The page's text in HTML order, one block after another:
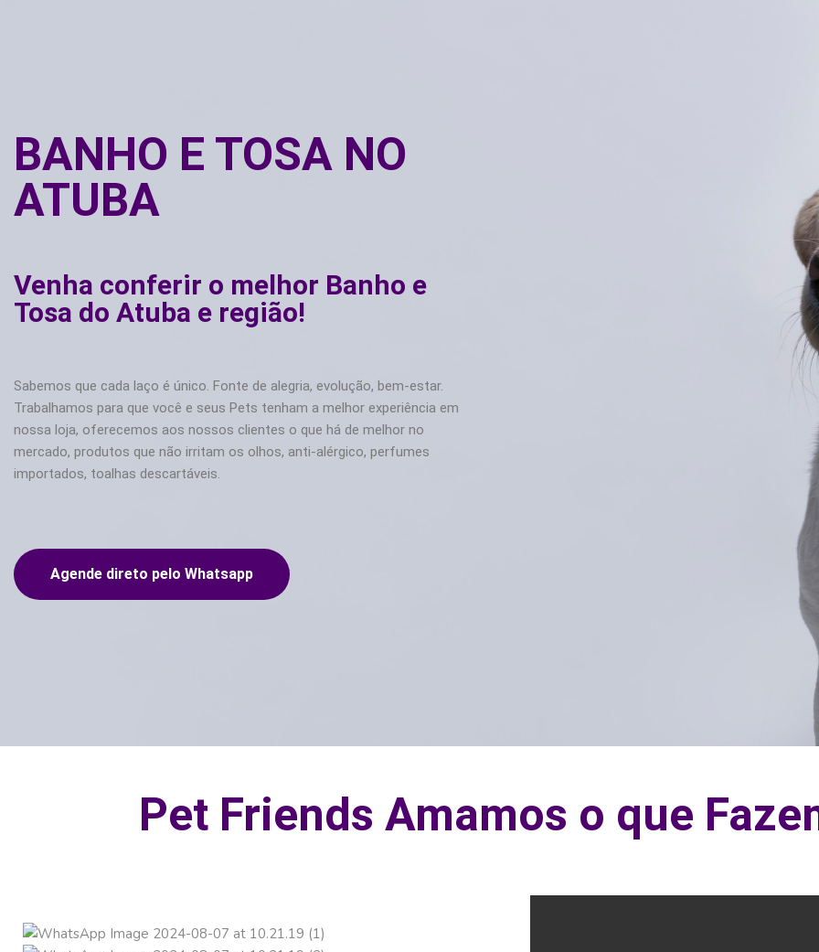
BANHO E TOSA NO
ATUBA
Venha conferir o melhor Banho e
Tosa do Atuba e região!
Sabemos que cada laço é único. Fonte de alegria, evolução, bem-estar.
Trabalhamos para que você e seus Pets tenham a melhor experiência em
nossa loja, oferecemos aos nossos clientes o que há de melhor no
mercado, produtos que não irritam os olhos, anti-alérgico, perfumes
importados, toalhas descartáveis.
Agende direto pelo Whatsapp
Pet Friends Amamos o que